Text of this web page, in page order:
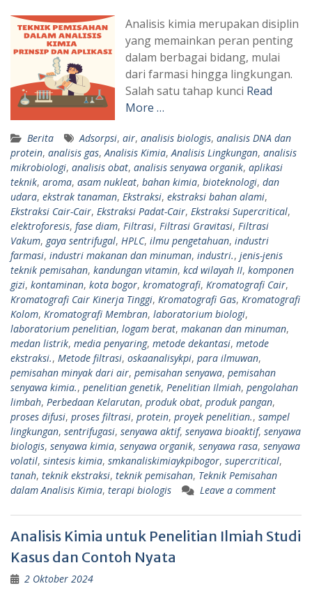
Analisis kimia merupakan disiplin
yang memainkan peran penting
dalam berbagai bidang, mulai
dari farmasi hingga lingkungan.
Salah satu tahap kunci Read
More …
Berita Adsorpsi, air, analisis biologis, analisis DNA dan
protein, analisis gas, Analisis Kimia, Analisis Lingkungan, analisis
mikrobiologi, analisis obat, analisis senyawa organik, aplikasi
teknik, aroma, asam nukleat, bahan kimia, bioteknologi, dan
udara, ekstrak tanaman, Ekstraksi, ekstraksi bahan alami,
Ekstraksi Cair-Cair, Ekstraksi Padat-Cair, Ekstraksi Supercritical,
elektroforesis, fase diam, Filtrasi, Filtrasi Gravitasi, Filtrasi
Vakum, gaya sentrifugal, HPLC, ilmu pengetahuan, industri
farmasi, industri makanan dan minuman, industri., jenis-jenis
teknik pemisahan, kandungan vitamin, kcd wilayah II, komponen
gizi, kontaminan, kota bogor, kromatografi, Kromatografi Cair,
Kromatografi Cair Kinerja Tinggi, Kromatografi Gas, Kromatografi
Kolom, Kromatografi Membran, laboratorium biologi,
laboratorium penelitian, logam berat, makanan dan minuman,
medan listrik, media penyaring, metode dekantasi, metode
ekstraksi., Metode filtrasi, oskaanalisykpi, para ilmuwan,
pemisahan minyak dari air, pemisahan senyawa, pemisahan
senyawa kimia., penelitian genetik, Penelitian Ilmiah, pengolahan
limbah, Perbedaan Kelarutan, produk obat, produk pangan,
proses difusi, proses filtrasi, protein, proyek penelitian., sampel
lingkungan, sentrifugasi, senyawa aktif, senyawa bioaktif, senyawa
biologis, senyawa kimia, senyawa organik, senyawa rasa, senyawa
volatil, sintesis kimia, smkanaliskimiaykpibogor, supercritical,
tanah, teknik ekstraksi, teknik pemisahan, Teknik Pemisahan
dalam Analisis Kimia, terapi biologis Leave a comment
Analisis Kimia untuk Penelitian Ilmiah Studi
Kasus dan Contoh Nyata
2 Oktober 2024